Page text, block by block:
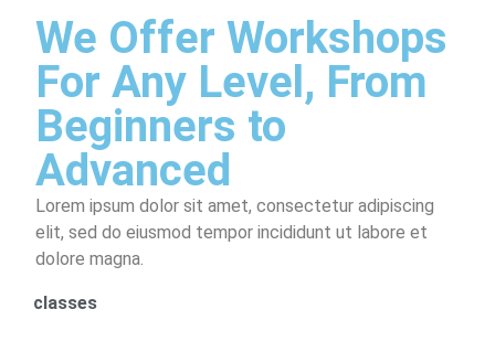
We Offer Workshops
For Any Level, From
Beginners to
Advanced
Lorem ipsum dolor sit amet, consectetur adipiscing
elit, sed do eiusmod tempor incididunt ut labore et
dolore magna.
classes